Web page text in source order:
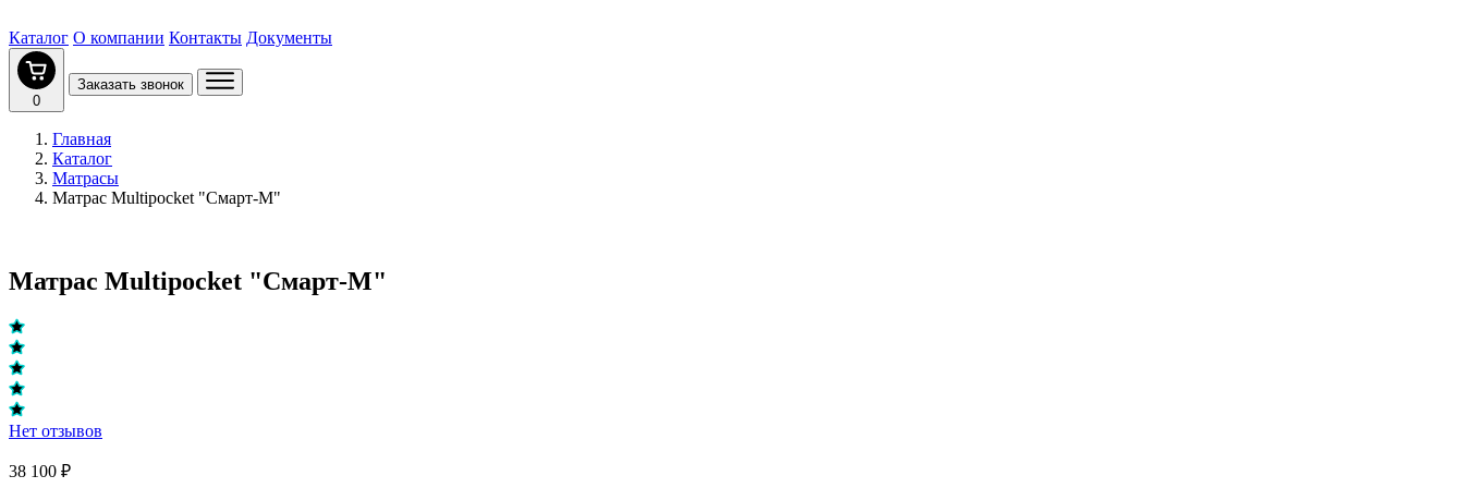
Каталог О компании Контакты Документы
0
Заказать звонок
Главная
Каталог
Матрасы
Матрас Multipocket "Смарт-M"
Матрас Multipocket "Смарт-M"
Нет отзывов
38 100 ₽